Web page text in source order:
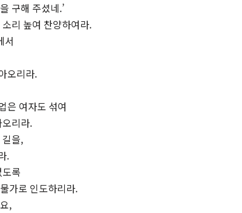
구해 주셨네.’
리 높여 찬양하여라.
서
오리라.
은 여자도 섞여
리라.
을,
.
록
가로 인도하리라.
,